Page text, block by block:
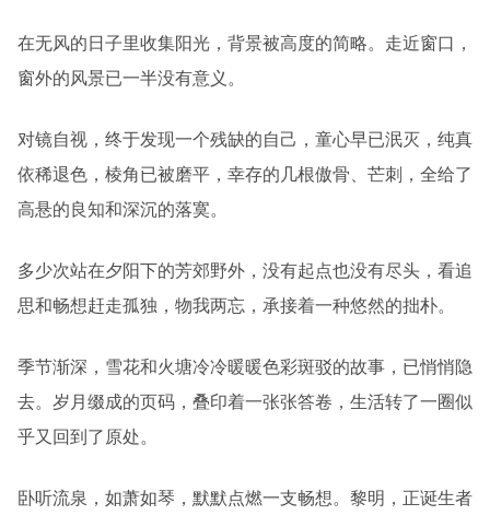
在无风的日子里收集阳光，背景被高度的简略。走近窗口，
窗外的风景已一半没有意义。
对镜自视，终于发现一个残缺的自己，童心早已泯灭，纯真
依稀退色，棱角已被磨平，幸存的几根傲骨、芒刺，全给了
高悬的良知和深沉的落寞。
多少次站在夕阳下的芳郊野外，没有起点也没有尽头，看追
思和畅想赶走孤独，物我两忘，承接着一种悠然的拙朴。
季节渐深，雪花和火塘冷冷暖暖色彩斑驳的故事，已悄悄隐
去。岁月缀成的页码，叠印着一张张答卷，生活转了一圈似
乎又回到了原处。
卧听流泉，如萧如琴，默默点燃一支畅想。黎明，正诞生者